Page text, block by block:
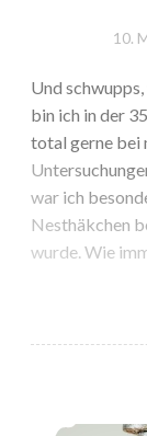
10.
Und
bin ich in der
total gerne bei
war ich
Nesthäkchen
wurde. Wie